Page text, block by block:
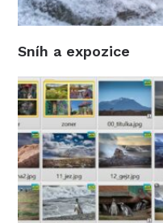
Sníh a expozice